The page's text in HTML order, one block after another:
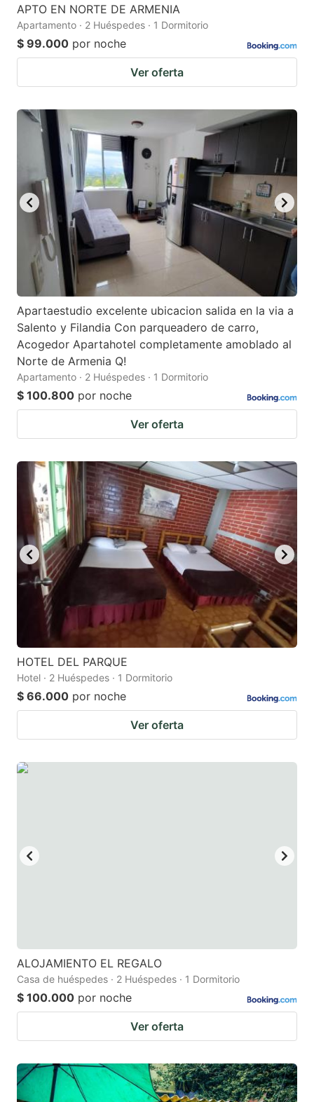
APTO EN NORTE DE ARMENIA
Apartamento · 2 Huéspedes · 1 Dormitorio
$ 99.000 por noche
Ver oferta
Apartaestudio excelente ubicacion salida en la via a
Salento y Filandia Con parqueadero de carro,
Acogedor Apartahotel completamente amoblado al
Norte de Armenia Q!
Apartamento · 2 Huéspedes · 1 Dormitorio
$ 100.800 por noche
Ver oferta
HOTEL DEL PARQUE
Hotel · 2 Huéspedes · 1 Dormitorio
$ 66.000 por noche
Ver oferta
ALOJAMIENTO EL REGALO
Casa de huéspedes · 2 Huéspedes · 1 Dormitorio
$ 100.000 por noche
Ver oferta